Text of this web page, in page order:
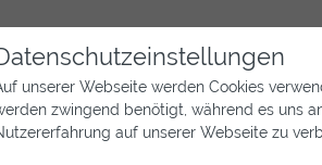
Aktuelles Wir sind
unserer Webseite werden Cookies
zwingend benötigt, während es uns
auf unserer Webseite zu